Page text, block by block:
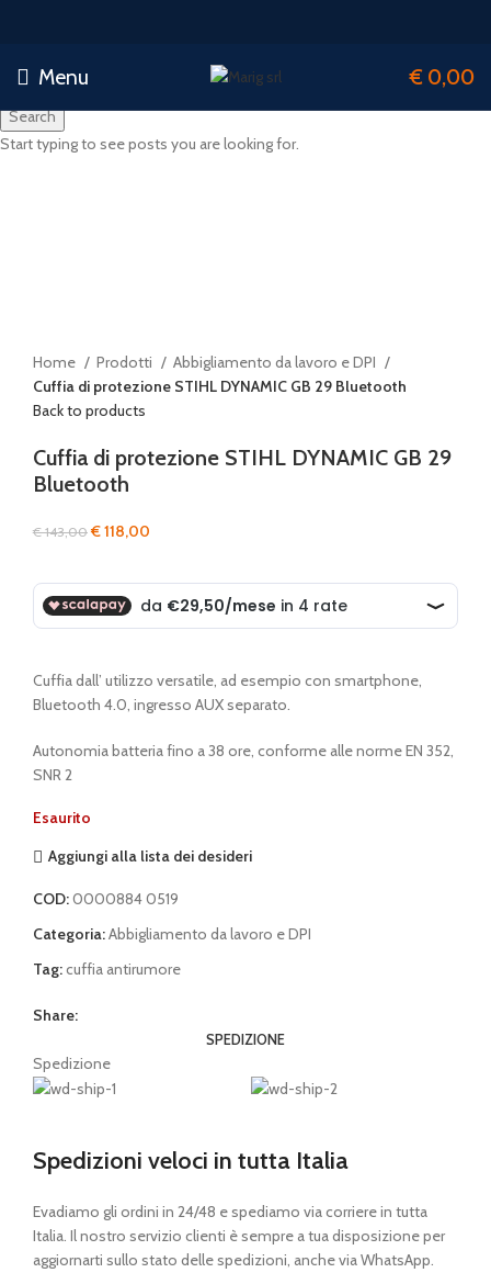
Menu € 0,00
Home Prodotti
Abbigliamento da lavoro e DPI
Cuffia di protezione STIHL DYNAMIC GB 29 Bluetooth
Back to products
Cuffia di protezione STIHL DYNAMIC GB 29
Bluetooth
€143,00Il
era:
€ 143,00.
€118,00
è:
€ 118,00.
Cuffia dall’ utilizzo versatile, ad esempio con smartphone,
Bluetooth 4.0, ingresso AUX separato.
Autonomia batteria fino a 38 ore, conforme alle norme EN 352,
SNR 2
Esaurito
Aggiungi alla lista dei desideri
COD:0000884 0519
Categoria:Abbigliamento da lavoro e DPI
Tag:cuffia antirumore
Share:
SPEDIZIONE
Spedizione
Spedizioni veloci in tutta Italia
Evadiamo gli ordini in 24/48 e spediamo via corriere in tutta
Italia. Il nostro servizio clienti è sempre a tua disposizione per
aggiornarti sullo stato delle spedizioni, anche via WhatsApp.
Search
Start typing to see posts you are looking for.